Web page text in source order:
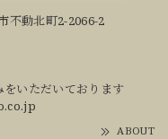
不動北町2-2066-2
いただいております
ABOUT